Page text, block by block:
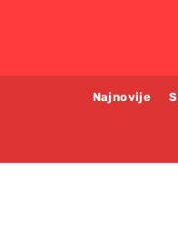
Najnovije